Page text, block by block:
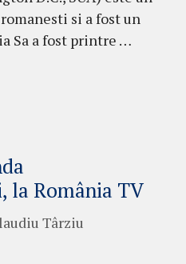
si a fost un
Sa a fost printre …
la România TV
Târziu